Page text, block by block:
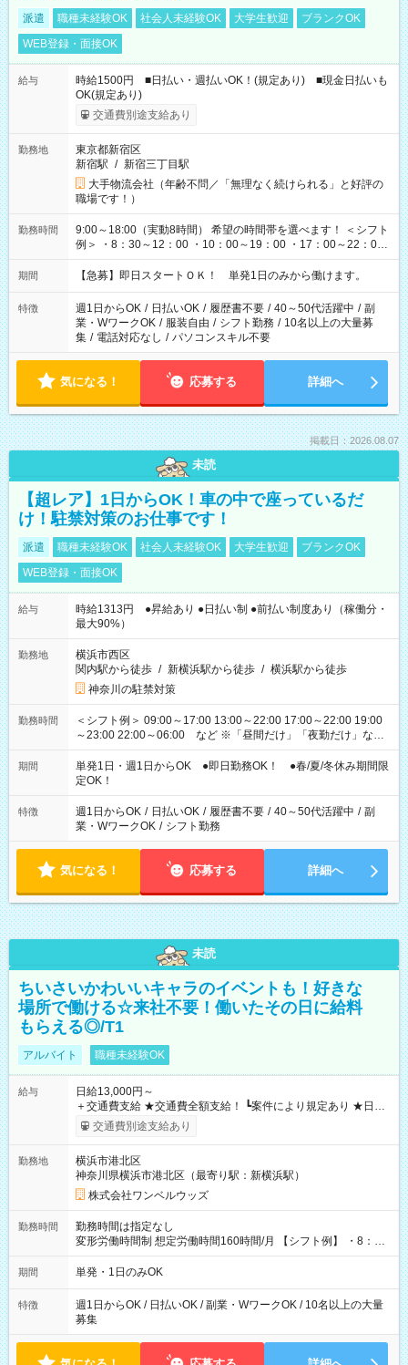
派遣 職種未経験OK 社会人未経験OK 大学生歓迎
ブランクOK
WEB登録・面接OK
給与
時給1500円 ■日払い・週払いOK！(規定あり) ■現金日払いも
OK(規定あり)
交通費別途支給あり
勤務地
東京都新宿区
新宿駅 / 新宿三丁目駅
大手物流会社（年齢不問／「無理なく続けられる」と好評の
職場です！）
勤務時間
9:00～18:00（実動8時間） 希望の時間帯を選べます！ ＜シフト
例＞ ・8：30～12：00 ・10：00～19：00 ・17：00～22：00
・13：00～22：00 ・22：00～翌6：00 など
期間 【急募】即日スタートＯＫ！ 単発1日のみから働けます。
特徴 週1日からOK / 日払いOK / 履歴書不要 / 40～50代活躍中 / 副
業・WワークOK / 服装自由 / シフト勤務 / 10名以上の大量募
集 / 電話対応なし / パソコンスキル不要
気になる！ 応募する 詳細へ
掲載日：2026.08.07
未読
【超レア】1日からOK！車の中で座っているだ
け！駐禁対策のお仕事です！
派遣 職種未経験OK 社会人未経験OK 大学生歓迎
ブランクOK
WEB登録・面接OK
給与
時給1313円 ●昇給あり ●日払い制 ●前払い制度あり（稼働分・
最大90%）
勤務地
横浜市西区
関内駅から徒歩 / 新横浜駅から徒歩 / 横浜駅から徒歩
神奈川の駐禁対策
勤務時間
＜シフト例＞ 09:00～17:00 13:00～22:00 17:00～22:00 19:00
～23:00 22:00～06:00 など ※「昼間だけ」「夜勤だけ」など
の希望OK
期間
単発1日・週1日からOK ●即日勤務OK！ ●春/夏/冬休み期間限
定OK！
特徴 週1日からOK / 日払いOK / 履歴書不要 / 40～50代活躍中 / 副
業・WワークOK / シフト勤務
気になる！ 応募する 詳細へ
未読
ちいさいかわいいキャラのイベントも！好きな
場所で働ける☆来社不要！働いたその日に給料
もらえる◎/T1
アルバイト 職種未経験OK
給与
日給13,000円～
＋交通費支給 ★交通費全額支給！ ┗案件により規定あり ★日払
いOK！（規定あり） ┗働いたその日に現金GET♪ お仕事後はコ
ンビニATMから 日払い分を引き落とせます！ 【試用期間】試
交通費別途支給あり
勤務地
横浜市港北区
神奈川県横浜市港北区（最寄り駅：新横浜駅）
株式会社ワンベルウッズ
勤務時間
勤務時間は指定なし
変形労働時間制 想定労働時間160時間/月 【シフト例】 ・8：00
～21：00
期間 単発・1日のみOK
特徴
週1日からOK / 日払いOK / 副業・WワークOK / 10名以上の大量
募集